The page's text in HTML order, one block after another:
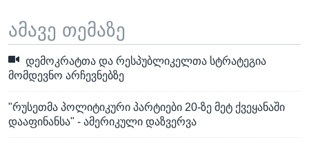
ამავე თემაზე
დემოკრატთა და რესპუბლიკელთა სტრატეგია
მომდევნო არჩევნებზე
"რუსეთმა პოლიტიკური პარტიები 20-ზე მეტ ქვეყანაში
დააფინანსა" - ამერიკული დაზვერვა